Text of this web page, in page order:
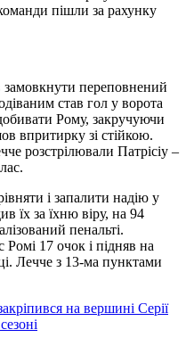
пішли за рахунку
переповнений
став гол у ворота
Рому, закручуючи
впритирку зі стійкою.
розстрілювали Патрісіу –
і запалити надію у
їх за їхню віру, на 94
пенальті.
17 очок і підняв на
Лечче з 13-ма пунктами
на вершині Серії